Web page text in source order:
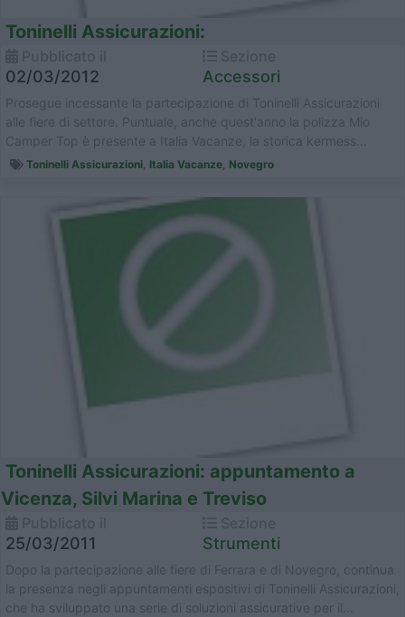
Toninelli Assicurazioni:
02/03/2012 Accessori
Prosegue incessante la partecipazione di Toninelli Assicurazioni
alle fiere di settore. Puntuale, anche quest'anno la polizza Mio
Camper Top è presente a Italia Vacanze, la storica kermess...
Toninelli Assicurazioni Italia Vacanze Novegro
Toninelli Assicurazioni: appuntamento a
Vicenza, Silvi Marina e Treviso
25/03/2011 Strumenti
Dopo la partecipazione alle fiere di Ferrara e di Novegro, continua
la presenza negli appuntamenti espositivi di Toninelli Assicurazioni,
che ha sviluppato una serie di soluzioni assicurative per il...